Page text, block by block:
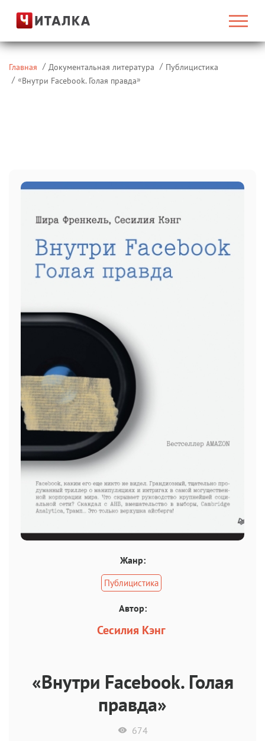
Главная Документальная литература
Публицистика
«Внутри Facebook. Голая правда»
Жанр:
Публицистика
Автор:
Сесилия Кэнг
«Внутри Facebook. Голая
правда»
674